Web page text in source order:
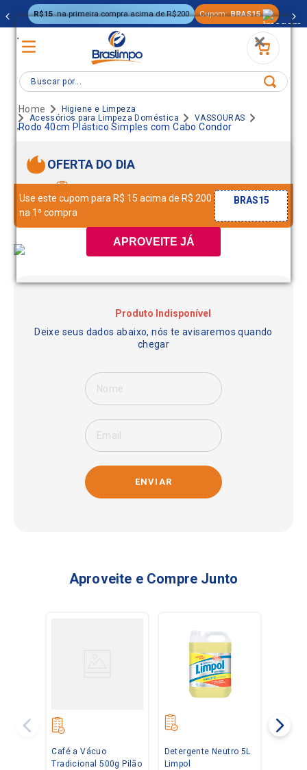
.
.
APROVEITE JÁ
R$15 na primeira compra acima de R$200 Cupom: BRAS15
Buscar por...
Higiene e Limpeza
Acessórios para Limpeza Doméstica
VASSOURAS
Rodo 40cm Plástico Simples com Cabo Condor
OFERTA DO DIA
Use este cupom para R$ 15 acima de R$ 200
na 1ª compra
BRAS15
ENVIAR
Aproveite e Compre Junto
Café a Vácuo
Tradicional 500g Pilão
Detergente Neutro 5L
Limpol